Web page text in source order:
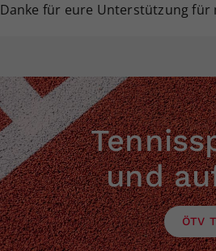
Danke für eure Unterstützung für
und
ÖTV